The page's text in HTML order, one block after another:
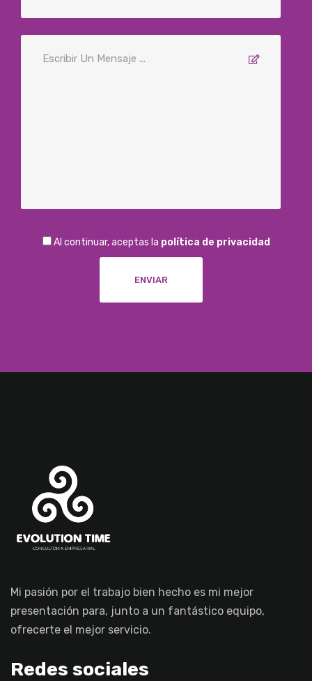
Al continuar, aceptas la política de privacidad
Mi pasión por el trabajo bien hecho es mi mejor
presentación para, junto a un fantástico equipo,
ofrecerte el mejor servicio.
Redes sociales